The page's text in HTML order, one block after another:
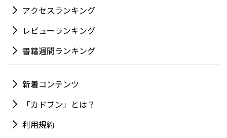
アクセスランキング
レビューランキング
書籍週間ランキング
新着コンテンツ
「カドブン」とは？
利用規約